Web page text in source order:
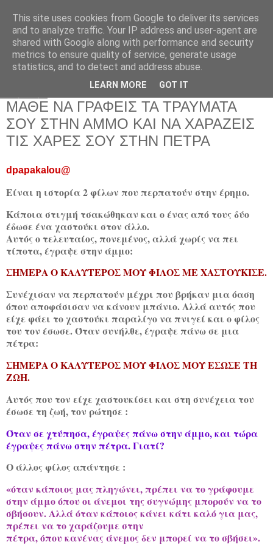
ΜΑΘΕ ΝΑ ΓΡΑΦΕΙΣ ΤΑ ΤΡΑΥΜΑΤΑ
ΣΟΥ ΣΤΗΝ ΑΜΜΟ ΚΑΙ ΝΑ ΧΑΡΑΖΕΙΣ
ΤΙΣ ΧΑΡΕΣ ΣΟΥ ΣΤΗΝ ΠΕΤΡΑ
dpapakalou@
Είναι η ιστορία 2 φίλων που περπατούν στην έρημο.
Κάποια στιγμή τσακώθηκαν και ο ένας από τους δύο
έδωσε ένα χαστούκι στον άλλο.
Αυτός ο τελευταίος, πονεμένος, αλλά χωρίς να πει
τίποτα, έγραψε στην άμμο:
ΣΗΜΕΡΑ Ο ΚΑΛΥΤΕΡΟΣ ΜΟΥ ΦΙΛΟΣ ΜΕ ΧΑΣΤΟΥΚΙΣΕ.
Συνέχισαν να περπατούν μέχρι που βρήκαν μια όαση
όπου αποφάσισαν να κάνουν μπάνιο. Αλλά αυτός που
είχε φάει το χαστούκι παραλίγο να πνιγεί και ο φίλος
του τον έσωσε. Όταν συνήλθε, έγραψε πάνω σε μια
πέτρα:
ΣΗΜΕΡΑ Ο ΚΑΛΥΤΕΡΟΣ ΜΟΥ ΦΙΛΟΣ ΜΟΥ ΕΣΩΣΕ ΤΗ
ΖΩΗ.
Αυτός που τον είχε χαστουκίσει και στη συνέχεια του
έσωσε τη ζωή, τον ρώτησε :
Όταν σε χτύπησα, έγραψες πάνω στην άμμο, και τώρα
έγραψες πάνω στην πέτρα. Γιατί?
Ο άλλος φίλος απάντησε :
«όταν κάποιος μας πληγώνει, πρέπει να το γράφουμε
στην άμμο όπου οι άνεμοι της συγνώμης μπορούν να το
σβήσουν. Αλλά όταν κάποιος κάνει κάτι καλό για μας,
πρέπει να το χαράζουμε στην
πέτρα, όπου κανένας άνεμος δεν μπορεί να το σβήσει».
This site uses cookies from Google to deliver its services
and to analyze traffic. Your IP address and user-agent are
shared with Google along with performance and security
metrics to ensure quality of service, generate usage
statistics, and to detect and address abuse.
LEARN MORE GOT IT